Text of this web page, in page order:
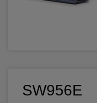
SW956E